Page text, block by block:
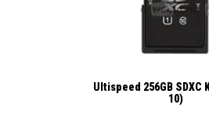
Ultispeed 256GB SDXC
10)